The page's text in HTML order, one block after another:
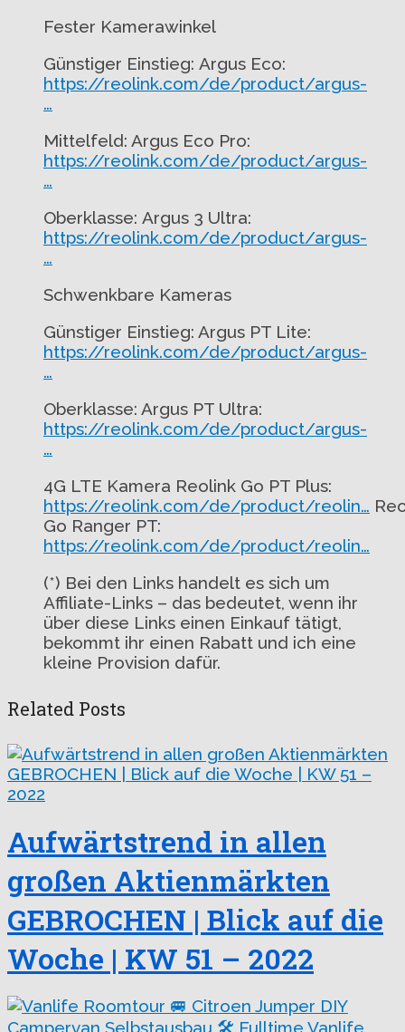
Fester Kamerawinkel
Günstiger Einstieg: Argus Eco:
https://reolink.com/de/product/argus-
…
Mittelfeld: Argus Eco Pro:
https://reolink.com/de/product/argus-
…
Oberklasse: Argus 3 Ultra:
https://reolink.com/de/product/argus-
…
Schwenkbare Kameras
Günstiger Einstieg: Argus PT Lite:
https://reolink.com/de/product/argus-
…
Oberklasse: Argus PT Ultra:
https://reolink.com/de/product/argus-
…
4G LTE Kamera Reolink Go PT Plus:
https://reolink.com/de/product/reolin…
Go Ranger PT:
https://reolink.com/de/product/reolin…
(*) Bei den Links handelt es sich um
Affiliate-Links – das bedeutet, wenn ihr
über diese Links einen Einkauf tätigt,
bekommt ihr einen Rabatt und ich eine
kleine Provision dafür.
Related Posts
Aufwärtstrend in allen
großen Aktienmärkten
GEBROCHEN | Blick auf die
Woche | KW 51 – 2022